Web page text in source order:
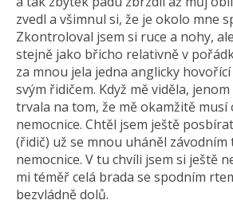
zvedl a všimnul si, že je okolo mne
Zkontroloval jsem si ruce a nohy,
stejně jako břicho relativně v
za mnou jela jedna anglicky hovořící
svým řidičem. Když mě viděla,
trvala na tom, že mě okamžitě musí
nemocnice. Chtěl jsem ještě
(řidič) už se mnou uháněl závodním
nemocnice. V tu chvíli jsem si ještě
mi téměř celá brada se spodním
bezvládně dolů.